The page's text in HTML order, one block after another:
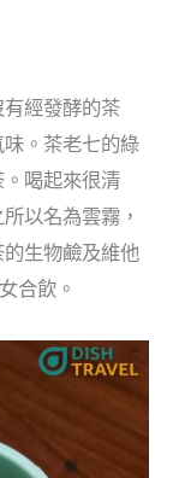
經發酵的茶
。茶老七的綠
喝起來很清
以名為雲霧，
生物鹼及維他
合飲。